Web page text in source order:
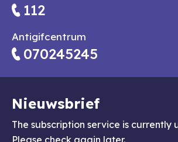
112
Antigifcentrum
070245245
Nieuwsbrief
The subscription service is currently
Please check again later.